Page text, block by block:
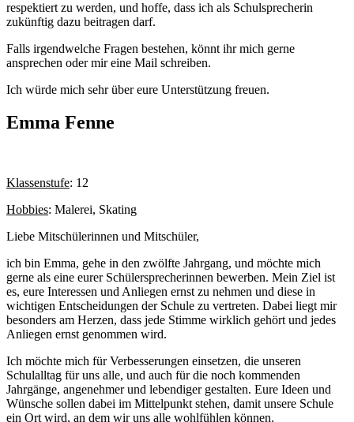
respektiert zu werden, und hoffe, dass ich als Schulsprecherin
zukünftig dazu beitragen darf.
Falls irgendwelche Fragen bestehen, könnt ihr mich gerne
ansprechen oder mir eine Mail schreiben.
Ich würde mich sehr über eure Unterstützung freuen.
Emma Fenne
Klassenstufe: 12
Hobbies: Malerei, Skating
Liebe Mitschülerinnen und Mitschüler,
ich bin Emma, gehe in den zwölfte Jahrgang, und möchte mich
gerne als eine eurer Schülersprecherinnen bewerben. Mein Ziel ist
es, eure Interessen und Anliegen ernst zu nehmen und diese in
wichtigen Entscheidungen der Schule zu vertreten. Dabei liegt mir
besonders am Herzen, dass jede Stimme wirklich gehört und jedes
Anliegen ernst genommen wird.
Ich möchte mich für Verbesserungen einsetzen, die unseren
Schulalltag für uns alle, und auch für die noch kommenden
Jahrgänge, angenehmer und lebendiger gestalten. Eure Ideen und
Wünsche sollen dabei im Mittelpunkt stehen, damit unsere Schule
ein Ort wird, an dem wir uns alle wohlfühlen können.